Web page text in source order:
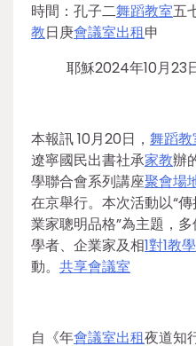
時間：孔子二舞蹈教室五
教日庚會議室出租申
耶穌2024年10月23
本報訊 10月20日， 舞蹈教
遼寧國民出書社承家教辦
學聯合會系列講座聚會場
在京舉行。本次活動以“
業家聰明品格”為主題，多
學者、企業家及相1對1教學
動。 共享會議室
自《年會議室出租夜道知